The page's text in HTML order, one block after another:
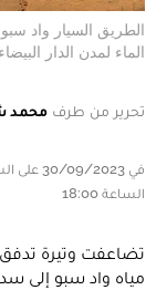
الطريق السيار واد
الماء لمدن الدار
تحرير من طرف محمد
الساعة 18:00
تضاعفت وتيرة تدفق
مياه واد سبو إلى